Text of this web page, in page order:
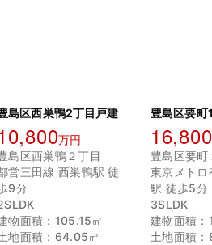
島区西巣鴨2丁目戸建
万円
島区西巣鴨２丁目
営三田線 西巣鴨駅 徒
9分
物面積：105.15㎡
地面積：64.05㎡
16,800
豊島区要町
東京メトロ
駅 徒歩5分
3SLDK
建物面積
土地面積